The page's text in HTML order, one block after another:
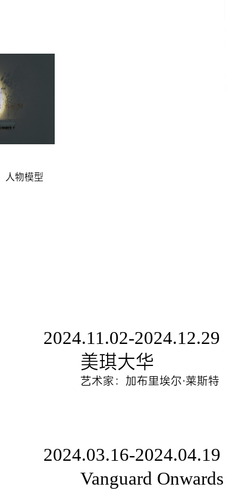
人物模型
2024.11.02-2024.12.29
美琪大华
艺术家：加布里埃尔·莱斯特
2024.03.16-2024.04.19
Vanguard Onwards